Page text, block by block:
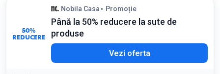
Detaliile ofertei: Colecția New Moon de la Villeroy & Boch
are un design asimetric unic; verificați farfuriile și suporturile
de lumânări pentru cele mai bune reduceri
Condiții:
Reducere valabilă doar la articolele selecționate din colecție
50%
REDUCERE
Nobila Casa Promoție
Până la 50% reducere la sute de
produse
Vezi oferta